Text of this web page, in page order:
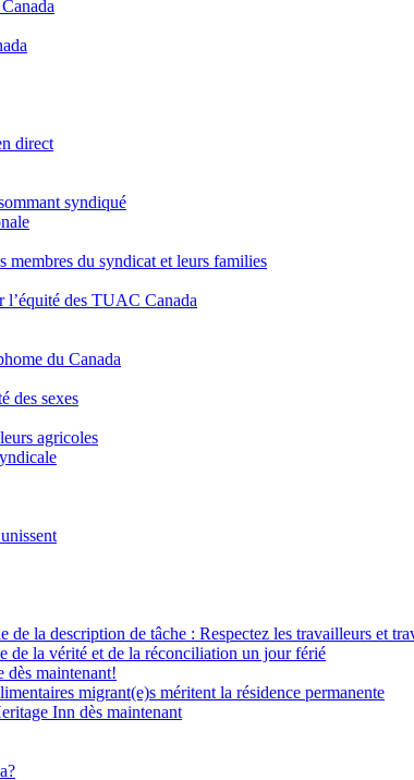
direct
syndiqué
membres du syndicat et leurs families
l’équité des TUAC Canada
du Canada
des sexes
agricoles
de la description de tâche : Respectez les travailleurs et
de la vérité et de la réconciliation un jour férié
dès maintenant!
migrant(e)s méritent la résidence permanente
Inn dès maintenant